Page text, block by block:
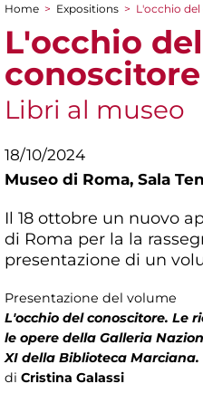
You are here
Home > Expositions > L'occhio
L'occhio del
conoscitore
Libri al museo
18/10/2024
Museo di Roma, Sala
Il 18 ottobre un nuovo
di Roma per la la
presentazione di un
Presentazione del volume
L'occhio del conoscitore. Le
le opere della Galleria
XI della Biblioteca Marciana.
di Cristina Galassi